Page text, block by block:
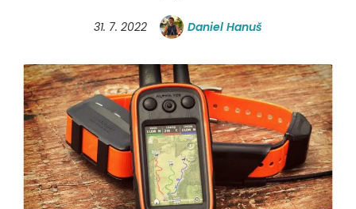
31. 7. 2022 Daniel Hanuš